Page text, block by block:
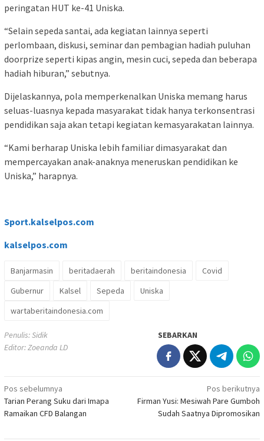
peringatan HUT ke-41 Uniska.
“Selain sepeda santai, ada kegiatan lainnya seperti
perlombaan, diskusi, seminar dan pembagian hadiah puluhan
doorprize seperti kipas angin, mesin cuci, sepeda dan beberapa
hadiah hiburan,” sebutnya.
Dijelaskannya, pola memperkenalkan Uniska memang harus
seluas-luasnya kepada masyarakat tidak hanya terkonsentrasi
pendidikan saja akan tetapi kegiatan kemasyarakatan lainnya.
“Kami berharap Uniska lebih familiar dimasyarakat dan
mempercayakan anak-anaknya meneruskan pendidikan ke
Uniska,” harapnya.
Sport.kalselpos.com
kalselpos.com
Banjarmasin beritadaerah beritaindonesia
Covid
Gubernur
Kalsel Sepeda
Uniska
wartaberitaindonesia.com
Penulis: Sidik
Editor: Zoeanda LD
SEBARKAN
Navigasi
pos
Pos sebelumnya
Tarian Perang Suku dari Imapa
Ramaikan CFD Balangan
Pos berikutnya
Firman Yusi: Mesiwah Pare Gumboh
Sudah Saatnya Dipromosikan